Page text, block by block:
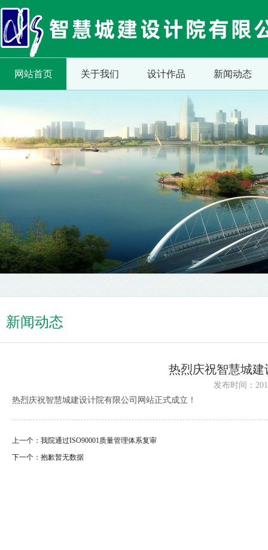
网站首页 关于我们 设计作品 新闻动态
新闻动态
热烈庆祝智慧城
发布时间：
热烈庆祝智慧城建设计院有限公司网站正式成立！
上一个： 我院通过ISO90001质量管理体系复审
下一个： 抱歉暂无数据